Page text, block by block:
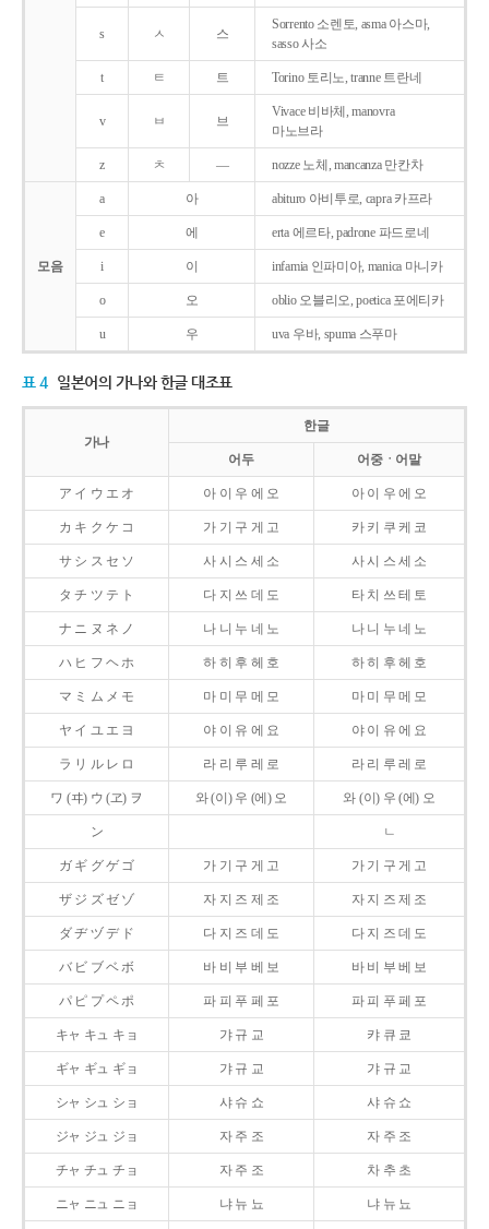
s ㅅ 스
Sorrento 소렌토, asma 아스마,
sasso 사소
t ㅌ 트 Torino 토리노, tranne 트란네
v ㅂ 브
Vivace 비바체, manovra
마노브라
z ㅊ ― nozze 노체, mancanza 만칸차
모음
a 아 abituro 아비투로, capra 카프라
e 에 erta 에르타, padrone 파드로네
i 이 infamia 인파미아, manica 마니카
o 오 oblio 오블리오, poetica 포에티카
u 우 uva 우바, spuma 스푸마
표 4 일본어의 가나와 한글 대조표
가나
한글
어두 어중ㆍ어말
ア イ ウ エ オ 아 이 우 에 오 아 이 우 에 오
カ キ ク ケ コ 가 기 구 게 고 카 키 쿠 케 코
サ シ ス セ ソ 사 시 스 세 소 사 시 스 세 소
タ チ ツ テ ト 다 지 쓰 데 도 타 치 쓰 테 토
ナ ニ ヌ ネ ノ 나 니 누 네 노 나 니 누 네 노
ハ ヒ フ ヘ ホ 하 히 후 헤 호 하 히 후 헤 호
マ ミ ム メ モ 마 미 무 메 모 마 미 무 메 모
ヤ イ ユ エ ヨ 야 이 유 에 요 야 이 유 에 요
ラ リ ル レ ロ 라 리 루 레 로 라 리 루 레 로
ワ (ヰ) ウ (ヱ) ヲ 와 (이) 우 (에) 오 와 (이) 우 (에) 오
ン ㄴ
ガ ギ グ ゲ ゴ 가 기 구 게 고 가 기 구 게 고
ザ ジ ズ ゼ ゾ 자 지 즈 제 조 자 지 즈 제 조
ダ ヂ ヅ デ ド 다 지 즈 데 도 다 지 즈 데 도
バ ビ ブ ベ ボ 바 비 부 베 보 바 비 부 베 보
パ ピ プ ペ ポ 파 피 푸 페 포 파 피 푸 페 포
キャ キュ キョ 갸 규 교 캬 큐 쿄
ギャ ギュ ギョ 갸 규 교 갸 규 교
シャ シュ ショ 샤 슈 쇼 샤 슈 쇼
ジャ ジュ ジョ 자 주 조 자 주 조
チャ チュ チョ 자 주 조 차 추 초
ニャ ニュ ニョ 냐 뉴 뇨 냐 뉴 뇨